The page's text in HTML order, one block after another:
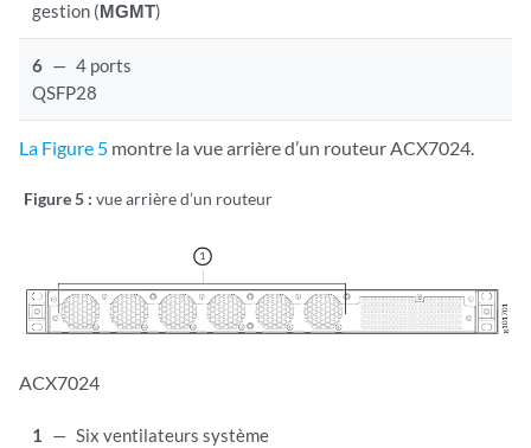
gestion (MGMT)
6 — 4 ports
QSFP28
La Figure 5 montre la vue arrière d’un routeur ACX7024.
Figure 5 : vue arrière d’un routeur
ACX7024
1 — Six ventilateurs système